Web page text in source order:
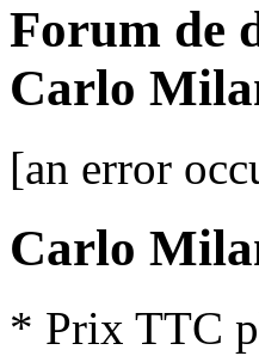
Forum de
Carlo
[an error
Carlo
* Prix TTC